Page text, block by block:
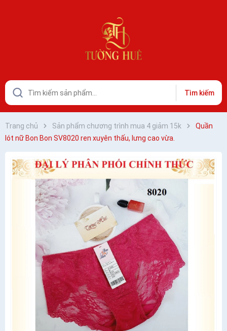
Tìm kiếm
Trang chủ Sản phẩm chương trình mua 4 giảm 15k
Quần
lót nữ Bon Bon SV8020 ren xuyên thấu, lưng cao vừa.